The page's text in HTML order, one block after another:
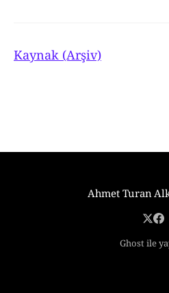
Kaynak (Arşiv)
Ahmet Turan
Ghost ile